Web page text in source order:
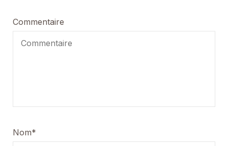
Commentaire
Nom*